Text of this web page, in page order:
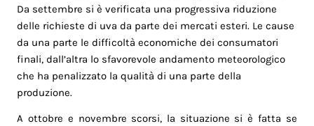
Da settembre si è verificata una progressiva riduzione
delle richieste di uva da parte dei mercati esteri. Le cause
da una parte le difficoltà economiche dei consumatori
finali, dall’altra lo sfavorevole andamento meteorologico
che ha penalizzato la qualità di una parte della
produzione.
A ottobre e novembre scorsi, la situazione si è fatta se